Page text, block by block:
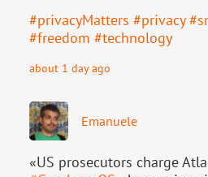
#privacyMatters #privacy #
#freedom #technology
about 1 day ago
Emanuele
«US prosecutors charge